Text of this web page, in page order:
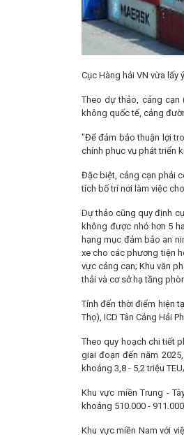
Cục Hàng hải VN vừa
Theo dự thảo, cảng cạn
không quốc tế, cảng
"Để đảm bảo thuận lợi
chính phục vụ phát triển
Đặc biệt, cảng cạn phải
tích bố trí nơi làm việc
Dự thảo cũng quy định
không được nhỏ hơn 5
hạng mục đảm bảo an
xe cho các phương tiện
vực cảng cạn; Khu văn
thải và cơ sở hạ tầng
Tính đến thời điểm hiện
Thọ), ICD Tân Cảng Hải
Theo quy hoạch chi tiết
giai đoạn đến năm
khoảng 3,8 - 5,2 triệu
Khu vực miền Trung -
khoảng 510.000 -
Khu vực miền Nam với